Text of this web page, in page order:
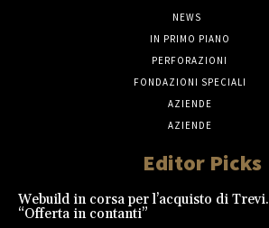
NEWS
IN PRIMO PIANO
PERFORAZIONI
FONDAZIONI SPECIALI
AZIENDE
AZIENDE
Editor Picks
Webuild in corsa per l’acquisto di Trevi.
“Offerta in contanti”